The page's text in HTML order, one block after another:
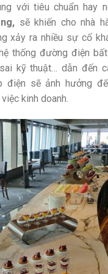
với tiêu chuẩn hay
sẽ khiến cho nhà
xảy ra nhiều sự cố
thống đường điện
kỹ thuật… dẫn đến
điện sẽ ảnh hưởng
kinh doanh.